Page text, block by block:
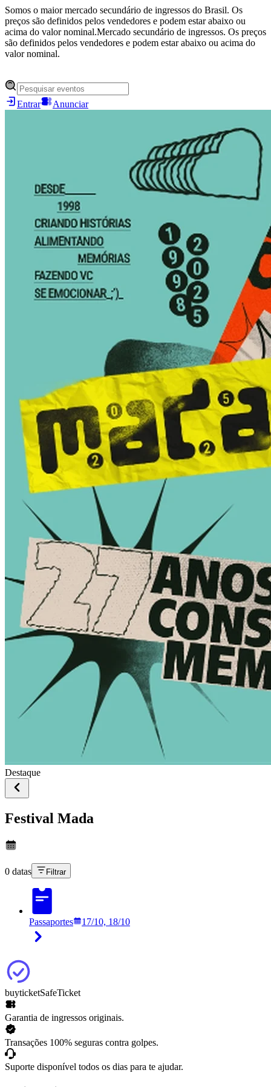
Somos o maior mercado secundário de ingressos do Brasil. Os
preços são definidos pelos vendedores e podem estar abaixo ou
acima do valor nominal.Mercado secundário de ingressos. Os preços
são definidos pelos vendedores e podem estar abaixo ou acima do
valor nominal.
Entrar Anunciar
Destaque
Festival Mada
0 datas Filtrar
Passaportes 17/10, 18/10
buyticketSafeTicket
Garantia de ingressos originais.
Transações 100% seguras contra golpes.
Suporte disponível todos os dias para te ajudar.